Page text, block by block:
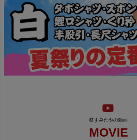
MOVIE